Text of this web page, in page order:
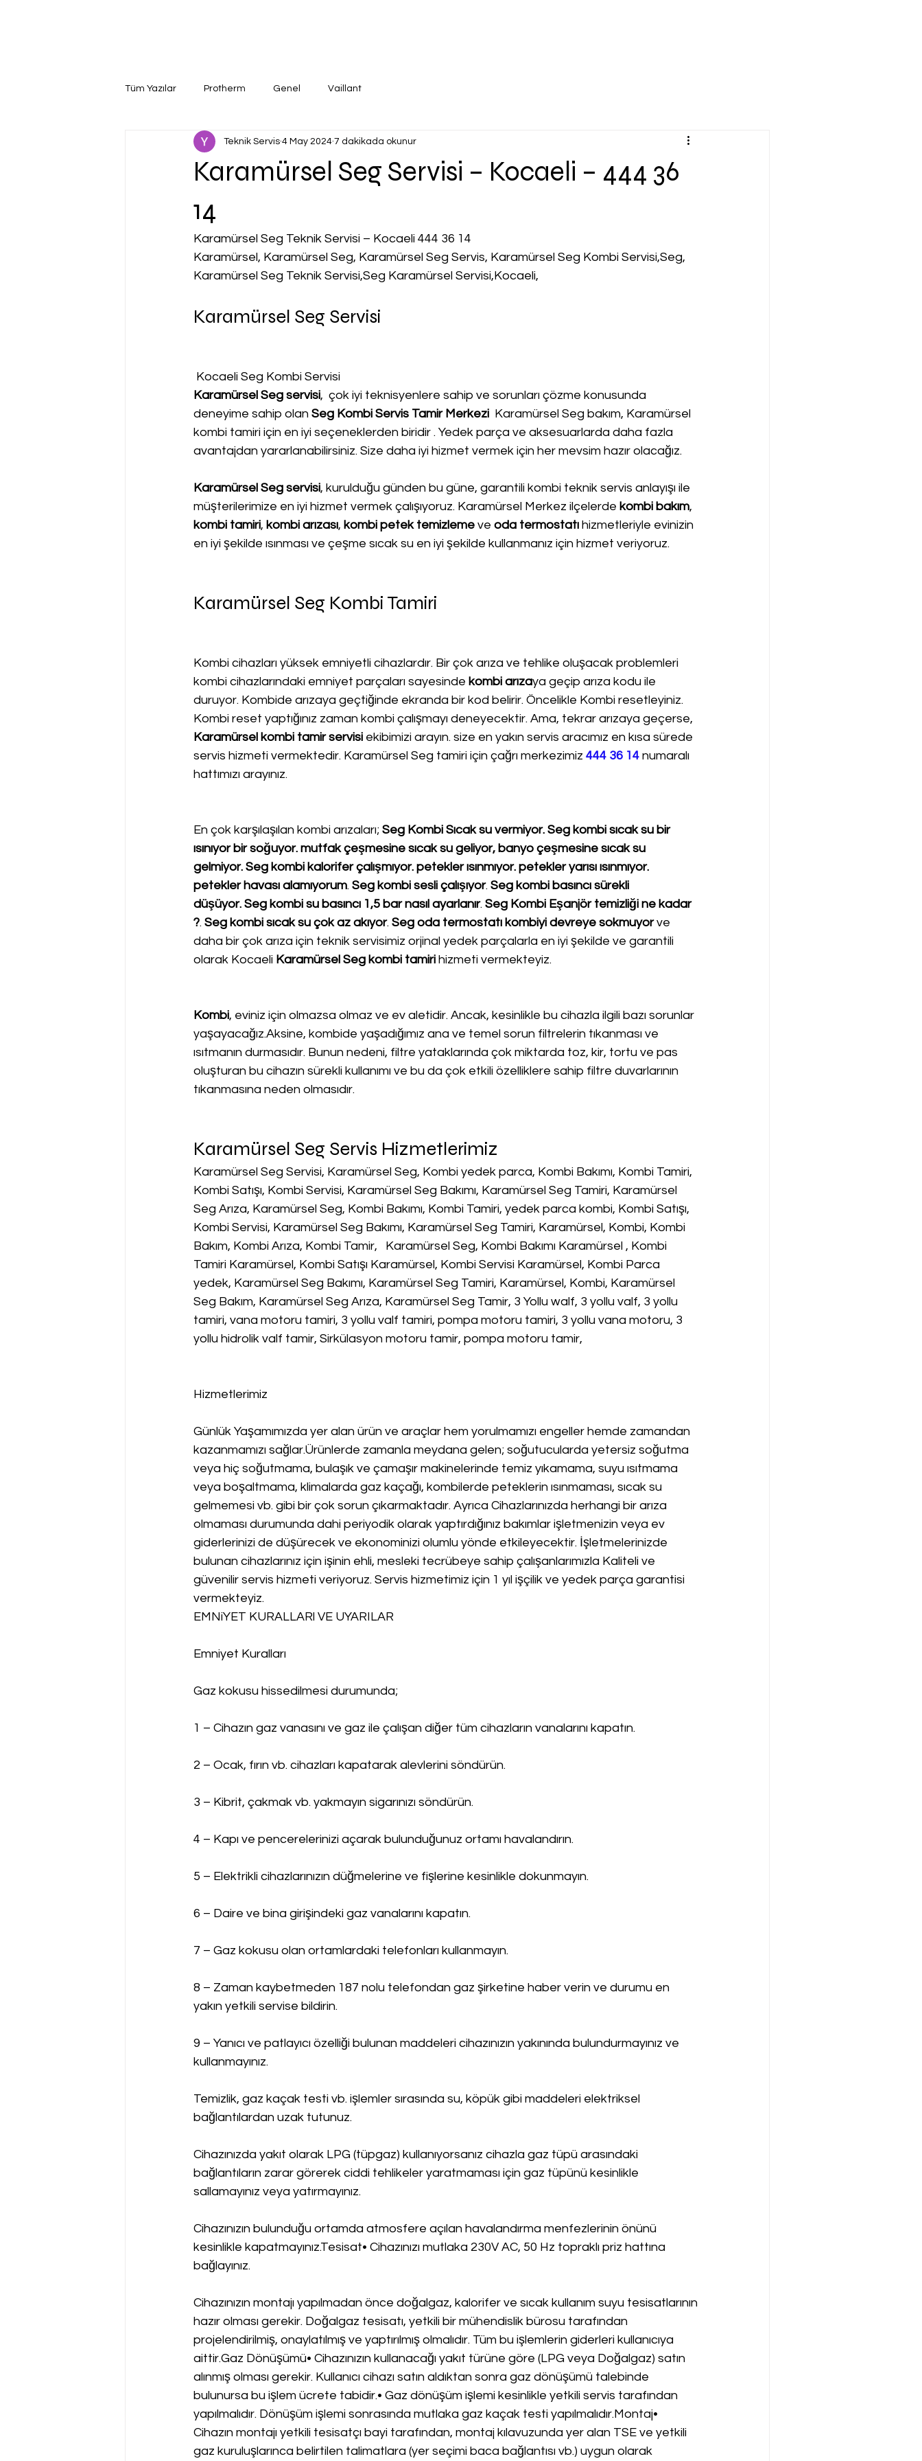
Tüm Yazılar Protherm Genel Vaillant
Karamürsel Seg Servisi – Kocaeli – 444 36
14
Teknik Servis 4 May 2024 7 dakikada okunur
Karamürsel Seg Teknik Servisi – Kocaeli 444 36 14
Karamürsel, Karamürsel Seg, Karamürsel Seg Servis, Karamürsel Seg Kombi Servisi,Seg,
Karamürsel Seg Teknik Servisi,Seg Karamürsel Servisi,Kocaeli,
Karamürsel Seg Servisi
Kocaeli Seg Kombi Servisi
Karamürsel Seg servisi,  çok iyi teknisyenlere sahip ve sorunları çözme konusunda
deneyime sahip olan Seg Kombi Servis Tamir Merkezi Karamürsel Seg bakım, Karamürsel
kombi tamiri için en iyi seçeneklerden biridir . Yedek parça ve aksesuarlarda daha fazla
avantajdan yararlanabilirsiniz. Size daha iyi hizmet vermek için her mevsim hazır olacağız.
Karamürsel Seg servisi, kurulduğu günden bu güne, garantili kombi teknik servis anlayışı ile
müşterilerimize en iyi hizmet vermek çalışıyoruz. Karamürsel Merkez ilçelerde kombi bakım,
kombi tamiri, kombi arızası, kombi petek temizleme ve oda termostatı hizmetleriyle evinizin
en iyi şekilde ısınması ve çeşme sıcak su en iyi şekilde kullanmanız için hizmet veriyoruz.
Karamürsel Seg Kombi Tamiri
Kombi cihazları yüksek emniyetli cihazlardır. Bir çok arıza ve tehlike oluşacak problemleri
kombi cihazlarındaki emniyet parçaları sayesinde kombi arızaya geçip arıza kodu ile
duruyor. Kombide arızaya geçtiğinde ekranda bir kod belirir. Öncelikle Kombi resetleyiniz.
Kombi reset yaptığınız zaman kombi çalışmayı deneyecektir. Ama, tekrar arızaya geçerse,
Karamürsel kombi tamir servisi ekibimizi arayın. size en yakın servis aracımız en kısa sürede
servis hizmeti vermektedir. Karamürsel Seg tamiri için çağrı merkezimiz 444 36 14 numaralı
hattımızı arayınız.
En çok karşılaşılan kombi arızaları; Seg Kombi Sıcak su vermiyor. Seg kombi sıcak su bir
ısınıyor bir soğuyor. mutfak çeşmesine sıcak su geliyor, banyo çeşmesine sıcak su
gelmiyor. Seg kombi kalorifer çalışmıyor. petekler ısınmıyor. petekler yarısı ısınmıyor.
petekler havası alamıyorum. Seg kombi sesli çalışıyor. Seg kombi basıncı sürekli
düşüyor. Seg kombi su basıncı 1,5 bar nasıl ayarlanır. Seg Kombi Eşanjör temizliği ne kadar
?. Seg kombi sıcak su çok az akıyor. Seg oda termostatı kombiyi devreye sokmuyor ve
daha bir çok arıza için teknik servisimiz orjinal yedek parçalarla en iyi şekilde ve garantili
olarak Kocaeli Karamürsel Seg kombi tamiri hizmeti vermekteyiz.
Kombi, eviniz için olmazsa olmaz ve ev aletidir. Ancak, kesinlikle bu cihazla ilgili bazı sorunlar
yaşayacağız.Aksine, kombide yaşadığımız ana ve temel sorun filtrelerin tıkanması ve
ısıtmanın durmasıdır. Bunun nedeni, filtre yataklarında çok miktarda toz, kir, tortu ve pas
oluşturan bu cihazın sürekli kullanımı ve bu da çok etkili özelliklere sahip filtre duvarlarının
tıkanmasına neden olmasıdır.
Karamürsel Seg Servis Hizmetlerimiz
Karamürsel Seg Servisi, Karamürsel Seg, Kombi yedek parca, Kombi Bakımı, Kombi Tamiri,
Kombi Satışı, Kombi Servisi, Karamürsel Seg Bakımı, Karamürsel Seg Tamiri, Karamürsel
Seg Arıza, Karamürsel Seg, Kombi Bakımı, Kombi Tamiri, yedek parca kombi, Kombi Satışı,
Kombi Servisi, Karamürsel Seg Bakımı, Karamürsel Seg Tamiri, Karamürsel, Kombi, Kombi
Bakım, Kombi Arıza, Kombi Tamir,   Karamürsel Seg, Kombi Bakımı Karamürsel , Kombi
Tamiri Karamürsel, Kombi Satışı Karamürsel, Kombi Servisi Karamürsel, Kombi Parca
yedek, Karamürsel Seg Bakımı, Karamürsel Seg Tamiri, Karamürsel, Kombi, Karamürsel
Seg Bakım, Karamürsel Seg Arıza, Karamürsel Seg Tamir, 3 Yollu walf, 3 yollu valf, 3 yollu
tamiri, vana motoru tamiri, 3 yollu valf tamiri, pompa motoru tamiri, 3 yollu vana motoru, 3
yollu hidrolik valf tamir, Sirkülasyon motoru tamir, pompa motoru tamir,
Hizmetlerimiz
Günlük Yaşamımızda yer alan ürün ve araçlar hem yorulmamızı engeller hemde zamandan
kazanmamızı sağlar.Ürünlerde zamanla meydana gelen; soğutucularda yetersiz soğutma
veya hiç soğutmama, bulaşık ve çamaşır makinelerinde temiz yıkamama, suyu ısıtmama
veya boşaltmama, klimalarda gaz kaçağı, kombilerde peteklerin ısınmaması, sıcak su
gelmemesi vb. gibi bir çok sorun çıkarmaktadır. Ayrıca Cihazlarınızda herhangi bir arıza
olmaması durumunda dahi periyodik olarak yaptırdığınız bakımlar işletmenizin veya ev
giderlerinizi de düşürecek ve ekonominizi olumlu yönde etkileyecektir. İşletmelerinizde
bulunan cihazlarınız için işinin ehli, mesleki tecrübeye sahip çalışanlarımızla Kaliteli ve
güvenilir servis hizmeti veriyoruz. Servis hizmetimiz için 1 yıl işçilik ve yedek parça garantisi
vermekteyiz.
EMNiYET KURALLARl VE UYARILAR
Emniyet Kuralları
Gaz kokusu hissedilmesi durumunda;
1 – Cihazın gaz vanasını ve gaz ile çalışan diğer tüm cihazların vanalarını kapatın.
2 – Ocak, fırın vb. cihazları kapatarak alevlerini söndürün.
3 – Kibrit, çakmak vb. yakmayın sigarınızı söndürün.
4 – Kapı ve pencerelerinizi açarak bulunduğunuz ortamı havalandırın.
5 – Elektrikli cihazlarınızın düğmelerine ve fişlerine kesinlikle dokunmayın.
6 – Daire ve bina girişindeki gaz vanalarını kapatın.
7 – Gaz kokusu olan ortamlardaki telefonları kullanmayın.
8 – Zaman kaybetmeden 187 nolu telefondan gaz şirketine haber verin ve durumu en
yakın yetkili servise bildirin.
9 – Yanıcı ve patlayıcı özelliği bulunan maddeleri cihazınızın yakınında bulundurmayınız ve
kullanmayınız.
Temizlik, gaz kaçak testi vb. işlemler sırasında su, köpük gibi maddeleri elektriksel
bağlantılardan uzak tutunuz.
Cihazınızda yakıt olarak LPG (tüpgaz) kullanıyorsanız cihazla gaz tüpü arasındaki
bağlantıların zarar görerek ciddi tehlikeler yaratmaması için gaz tüpünü kesinlikle
sallamayınız veya yatırmayınız.
Cihazınızın bulunduğu ortamda atmosfere açılan havalandırma menfezlerinin önünü
kesinlikle kapatmayınız.Tesisat• Cihazınızı mutlaka 230V AC, 50 Hz topraklı priz hattına
bağlayınız.
Cihazınızın montajı yapılmadan önce doğalgaz, kalorifer ve sıcak kullanım suyu tesisatlarının
hazır olması gerekir. Doğalgaz tesisatı, yetkili bir mühendislik bürosu tarafından
projelendirilmiş, onaylatılmış ve yaptırılmış olmalıdır. Tüm bu işlemlerin giderleri kullanıcıya
aittir.Gaz Dönüşümü• Cihazınızın kullanacağı yakıt türüne göre (LPG veya Doğalgaz) satın
alınmış olması gerekir. Kullanıcı cihazı satın aldıktan sonra gaz dönüşümü talebinde
bulunursa bu işlem ücrete tabidir.• Gaz dönüşüm işlemi kesinlikle yetkili servis tarafından
yapılmalıdır. Dönüşüm işlemi sonrasında mutlaka gaz kaçak testi yapılmalıdır.Montaj•
Cihazın montajı yetkili tesisatçı bayi tarafından, montaj kılavuzunda yer alan TSE ve yetkili
gaz kuruluşlarınca belirtilen talimatlara (yer seçimi baca bağlantısı vb.) uygun olarak